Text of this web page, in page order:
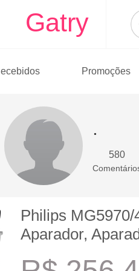
Gatry
Promoções
.
580
Philips
Aparador,